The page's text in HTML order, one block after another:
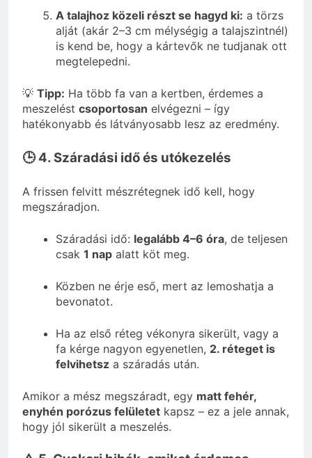
A talajhoz közeli részt se hagyd ki: a törzs
alját (akár 2–3 cm mélységig a talajszintnél)
is kend be, hogy a kártevők ne tudjanak ott
megtelepedni.
💡 Tipp: Ha több fa van a kertben, érdemes a
meszelést csoportosan elvégezni – így
hatékonyabb és látványosabb lesz az eredmény.
🕒 4. Száradási idő és utókezelés
A frissen felvitt mészrétegnek idő kell, hogy
megszáradjon.
Száradási idő: legalább 4–6 óra, de teljesen
csak 1 nap alatt köt meg.
Közben ne érje eső, mert az lemoshatja a
bevonatot.
Ha az első réteg vékonyra sikerült, vagy a
fa kérge nagyon egyenetlen, 2. réteget is
felvihetsz a száradás után.
Amikor a mész megszáradt, egy matt fehér,
enyhén porózus felületet kapsz – ez a jele annak,
hogy jól sikerült a meszelés.